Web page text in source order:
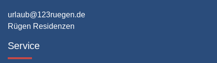
urlaub@123ruegen.de
Rügen Residenzen
Service